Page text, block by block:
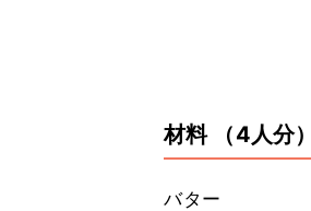
材料 （4人分）
バター